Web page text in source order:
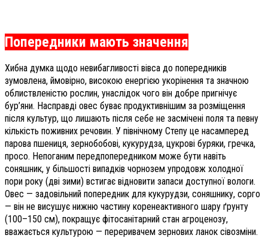
Попередники мають значення
Хибна думка щодо невибагливості вівса до попередників
зумовлена, ймовірно, високою енергією укорінення та значною
облиствленістю рослин, унаслідок чого він добре пригнічує
бур’яни. Насправді овес буває продуктивнішим за розміщення
після культур, що лишають після себе не засмічені поля та певну
кількість поживних речовин. У північному Степу це насамперед
парова пшениця, зернобобові, кукурудза, цукрові буряки, гречка,
просо. Непоганим передпопередником може бути навіть
соняшник, у більшості випадків чорнозем упродовж холодної
пори року (дві зими) встигає відновити запаси доступної вологи.
Овес — задовільний попередник для кукурудзи, соняшнику, сорго
— він не висушує нижню частину коренеактивного шару ґрунту
(100–150 см), покращує фітосанітарний стан агроценозу,
вважається культурою — переривачем зернових ланок сівозміни.